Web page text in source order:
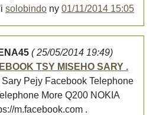
solobindo ny 01/11/2014 15:05
( 25/05/2014 19:49)
TSY MISEHO SARY .
Sary Pejy Facebook Telephone
More Q200 NOKIA
m.facebook.com .